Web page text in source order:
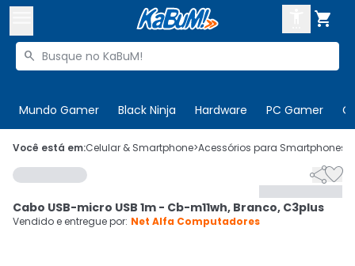

Buscar produtos

Mundo Gamer Black Ninja Hardware PC Gamer
 Olá. Acesse sua conta
 Departamentos
Cupons
CADASTRE-SE
Você está em:Celular & Smartphone>Acessórios para Smartphones

Cabo USB-micro USB 1m - Cb-m11wh, Branco, C3plus
Vendido e entregue por: Net Alfa Computadores